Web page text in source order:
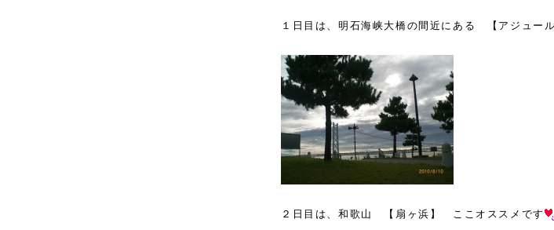
１日目は、明石海峡大橋の間近にある 【アジュール
２日目は、和歌山 【扇ヶ浜】 ここオススメです